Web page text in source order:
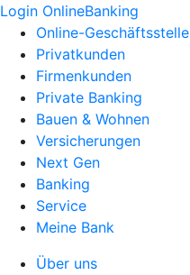
Login OnlineBanking
Online-Geschäftsstelle
Privatkunden
Firmenkunden
Private Banking
Bauen & Wohnen
Versicherungen
Next Gen
Banking
Service
Meine Bank
Über uns